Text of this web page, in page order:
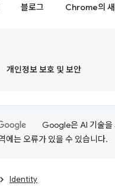
블로그 Chrome의
개인정보 보호 및 보안
Google은 AI 기술을
에는 오류가 있을 수 있습니다.
Identity